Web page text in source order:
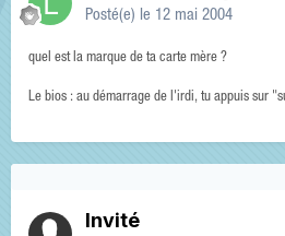
Posté(e) le 12 mai 2004
quel est la marque de ta carte mère ?
Le bios : au démarrage de l'irdi, tu appuis sur
Invité